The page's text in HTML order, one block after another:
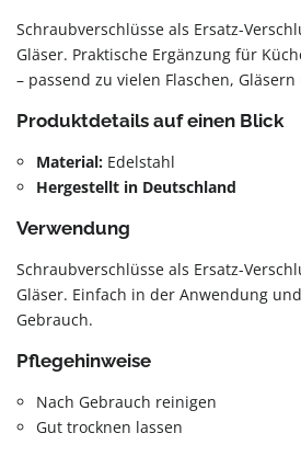
Schraubverschlüsse als Ersatz-
Gläser. Praktische Ergänzung für
– passend zu vielen Flaschen, Gläsern
Produktdetails auf einen Blick
Material: Edelstahl
Hergestellt in Deutschland
Verwendung
Schraubverschlüsse als Ersatz-
Gläser. Einfach in der Anwendung
Gebrauch.
Pflegehinweise
Nach Gebrauch reinigen
Gut trocknen lassen